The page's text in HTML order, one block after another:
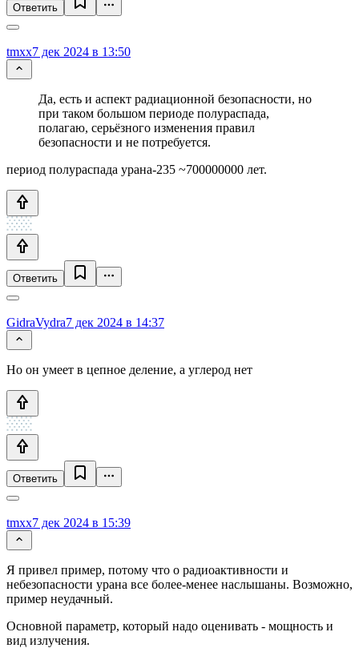
Ответить
tmxx7 дек 2024 в 13:50
Да, есть и аспект радиационной безопасности, но
при таком большом периоде полураспада,
полагаю, серьёзного изменения правил
безопасности и не потребуется.
период полураспада урана-235 ~700000000 лет.
Ответить
GidraVydra7 дек 2024 в 14:37
Но он умеет в цепное деление, а углерод нет
Ответить
tmxx7 дек 2024 в 15:39
Я привел пример, потому что о радиоактивности и
небезопасности урана все более-менее наслышаны. Возможно,
пример неудачный.
Основной параметр, который надо оценивать - мощность и
вид излучения.